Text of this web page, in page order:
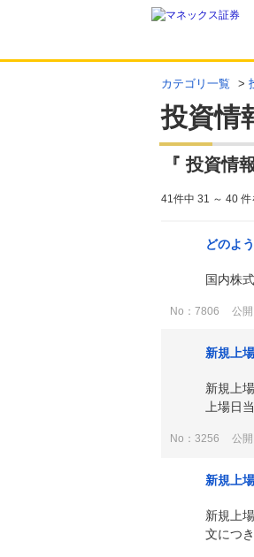
カテゴリ一覧 >
投資情
『 投資情
41件中 31 ～ 40 件
どのよ
国内株
No：7806 公
新規上
新規上
上場日
No：3256 公
新規上
新規上
文につ